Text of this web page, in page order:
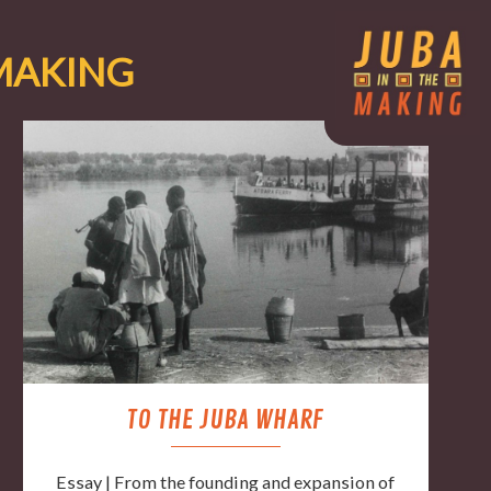
TO THE JUBA WHARF
Essay | From the founding and expansion of